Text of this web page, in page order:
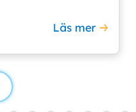
Läs mer